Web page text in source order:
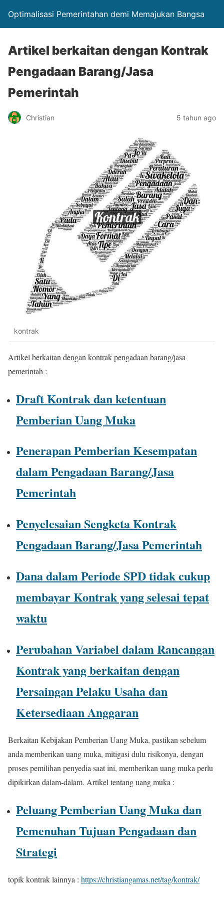
Optimalisasi Pemerintahan demi Memajukan Bangsa
Artikel berkaitan dengan Kontrak
Pengadaan Barang/Jasa
Pemerintah
Christian 5 tahun ago
kontrak
Artikel berkaitan dengan kontrak pengadaan barang/jasa
pemerintah :
Draft Kontrak dan ketentuan
Pemberian Uang Muka
Penerapan Pemberian Kesempatan
dalam Pengadaan Barang/Jasa
Pemerintah
Penyelesaian Sengketa Kontrak
Pengadaan Barang/Jasa Pemerintah
Dana dalam Periode SPD tidak cukup
membayar Kontrak yang selesai tepat
waktu
Perubahan Variabel dalam Rancangan
Kontrak yang berkaitan dengan
Persaingan Pelaku Usaha dan
Ketersediaan Anggaran
Berkaitan Kebijakan Pemberian Uang Muka, pastikan sebelum
anda memberikan uang muka, mitigasi dulu risikonya, dengan
proses pemilihan penyedia saat ini, memberikan uang muka perlu
dipikirkan dalam-dalam. Artikel tentang uang muka :
Peluang Pemberian Uang Muka dan
Pemenuhan Tujuan Pengadaan dan
Strategi
topik kontrak lainnya : https://christiangamas.net/tag/kontrak/